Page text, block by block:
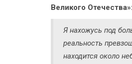
Великого Отечества»:
Я нахожусь под
реальность
находится около